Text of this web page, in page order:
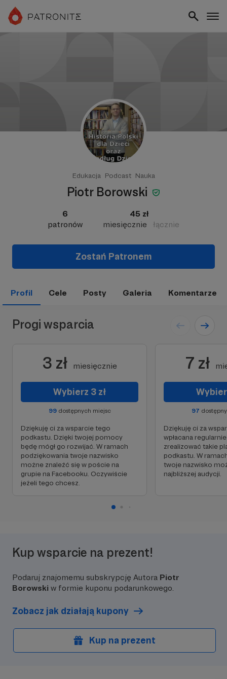
Edukacja Podcast Nauka
Piotr Borowski
6
patronów
45 zł
miesięcznie
łącznie
Zostań Patronem
Profil Cele Posty Galeria Komentarze
Progi wsparcia
3 zł miesięcznie
Wybierz 3 zł
99dostępnych miejsc
Dziękuję ci za wsparcie tego
podkastu. Dzięki twojej pomocy
będę mógł go rozwijać. W ramach
podziękowania twoje nazwisko
możne znaleźć się w poście na
grupie na Facebooku. Oczywiście
jeżeli tego chcesz.
7 zł
97
Dziękuję ci za
wpłacana
zrealizować takie
podkastu. W
twoje nazwisko
najbliższej audycji.
Kup wsparcie na prezent!
Podaruj znajomemu subskrypcję Autora Piotr
Borowski w formie kuponu podarunkowego.
Zobacz jak działają kupony
Kup na prezent